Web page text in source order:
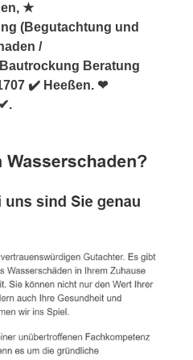
★
(Begutachtung und
/
Beratung
✔️ Heeßen. ❤